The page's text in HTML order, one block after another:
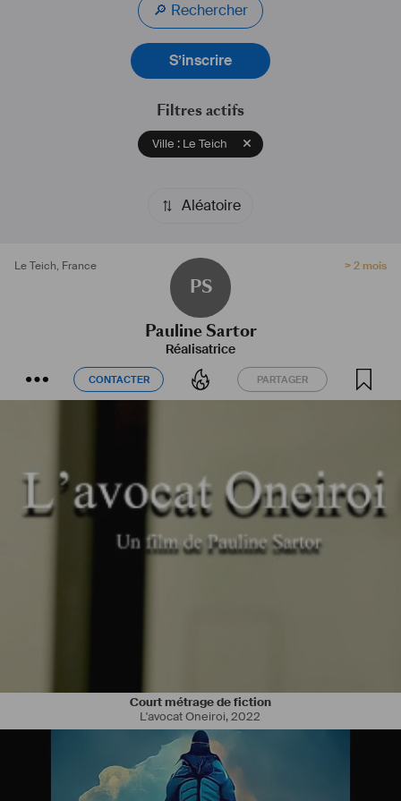
🔎 Rechercher
S’inscrire
Filtres actifs
Ville : Le Teich
Aléatoire
Le Teich, France
PS
> 2 mois
Pauline Sartor
Réalisatrice
CONTACTER PARTAGER
CONTACTER PARTAGER
Court métrage de fiction
L'avocat Oneiroi,2022